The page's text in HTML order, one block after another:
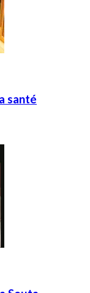
santé